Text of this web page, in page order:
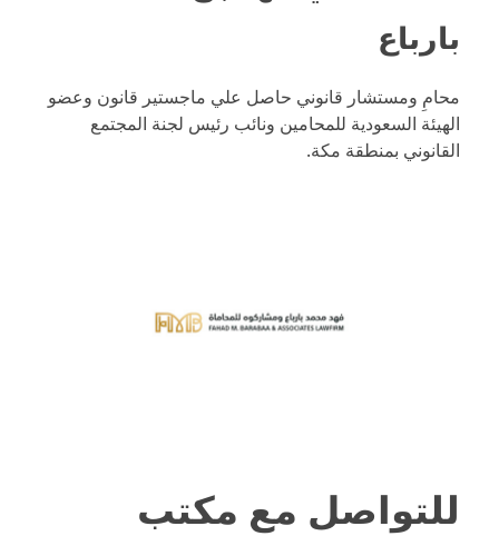
بارباع
محامِ ومستشار قانوني حاصل علي ماجستير قانون وعضو
الهيئة السعودية للمحامين ونائب رئيس لجنة المجتمع
القانوني بمنطقة مكة.
للتواصل مع مكتب